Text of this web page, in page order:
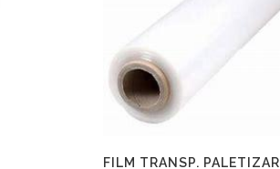
FILM TRANSP. PALETIZAR